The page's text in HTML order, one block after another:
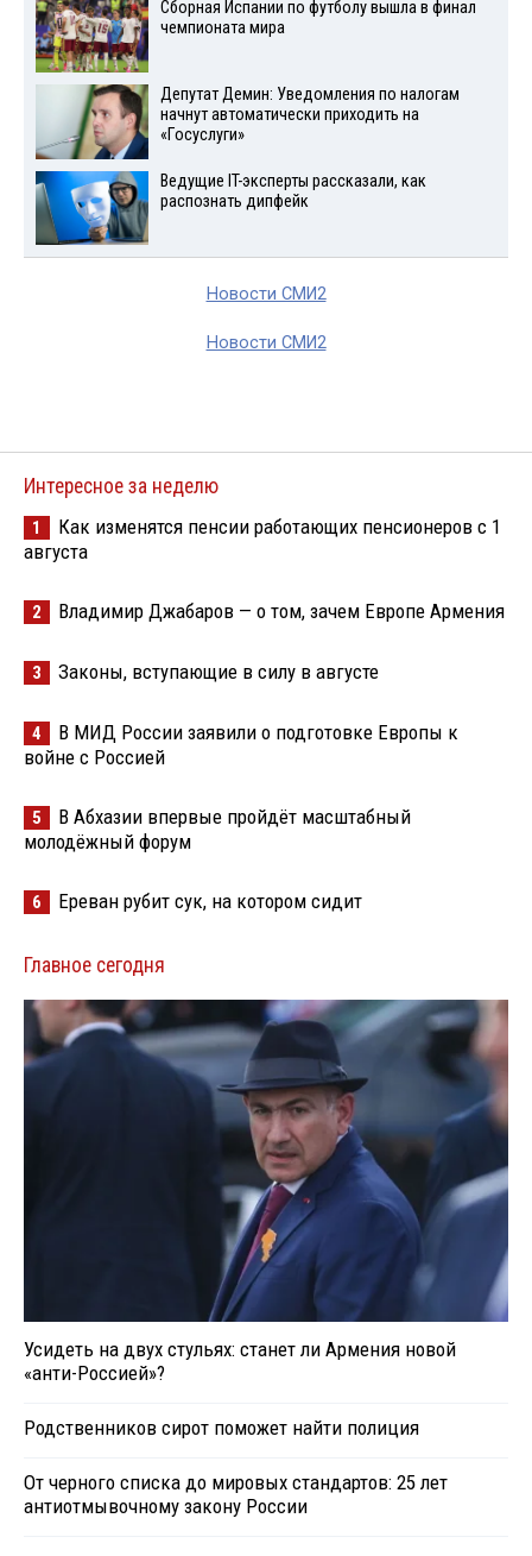
Сборная Испании по футболу вышла в финал
чемпионата мира
Депутат Демин: Уведомления по налогам
начнут автоматически приходить на
«Госуслуги»
Ведущие IT-эксперты рассказали, как
распознать дипфейк
Новости СМИ2
Новости СМИ2
Интересное за неделю
1
Как изменятся пенсии работающих пенсионеров с 1
августа
2 Владимир Джабаров — о том, зачем Европе Армения
3 Законы, вступающие в силу в августе
4
В МИД России заявили о подготовке Европы к
войне с Россией
5
В Абхазии впервые пройдёт масштабный
молодёжный форум
6 Ереван рубит сук, на котором сидит
Главное сегодня
Усидеть на двух стульях: станет ли Армения новой
«анти-Россией»?
Родственников сирот поможет найти полиция
От черного списка до мировых стандартов: 25 лет
антиотмывочному закону России